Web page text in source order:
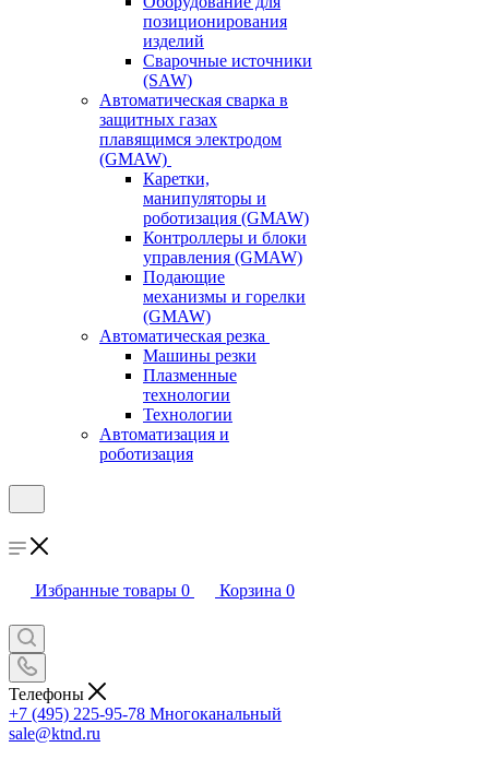
позиционирования
изделий
Сварочные источники
(SAW)
Автоматическая сварка в
защитных газах
плавящимся электродом
(GMAW)
Каретки,
манипуляторы и
роботизация (GMAW)
Контроллеры и блоки
управления (GMAW)
Подающие
механизмы и горелки
(GMAW)
Автоматическая резка
Машины резки
Плазменные
технологии
Технологии
Автоматизация и
роботизация
Избранные товары 0 Корзина 0
Телефоны
+7 (495) 225-95-78 Многоканальный
sale@ktnd.ru